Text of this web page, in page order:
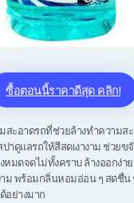
ซื้อตอนนี้ราคาดีสุด คลิก!
ะอาดรถที่ช่วยล้างทำความส
าดูแลรถให้สีสดเงางาม ช่วยข
หมดจดไม่ทั้งคราบ ล้างออกง่า
าม พร้อมกลิ่นหอมอ่อน ๆ สดชื่
อย่างมาก